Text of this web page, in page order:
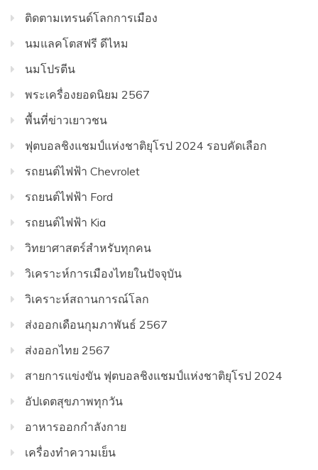
ติดตามเทรนด์โลกการเมือง
นมแลคโตสฟรี ดีไหม
นมโปรตีน
พระเครื่องยอดนิยม 2567
พื้นที่ข่าวเยาวชน
ฟุตบอลชิงแชมป์แห่งชาติยุโรป 2024 รอบคัดเลือก
รถยนต์ไฟฟ้า Chevrolet
รถยนต์ไฟฟ้า Ford
รถยนต์ไฟฟ้า Kia
วิทยาศาสตร์สำหรับทุกคน
วิเคราะห์การเมืองไทยในปัจจุบัน
วิเคราะห์สถานการณ์โลก
ส่งออกเดือนกุมภาพันธ์ 2567
ส่งออกไทย 2567
สายการแข่งขัน ฟุตบอลชิงแชมป์แห่งชาติยุโรป 2024
อัปเดตสุขภาพทุกวัน
อาหารออกกําลังกาย
เครื่องทำความเย็น